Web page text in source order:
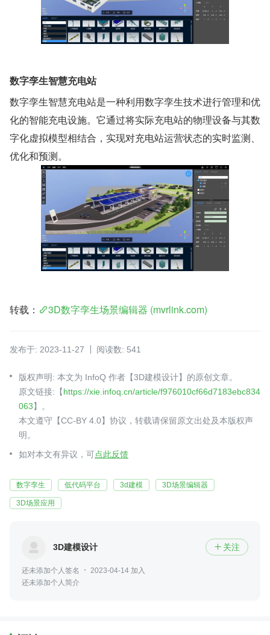
数字孪生智慧充电站
数字孪生智慧充电站是一种利用数字孪生技术进行管理和优
化的智能充电设施。它通过将实际充电站的物理设备与其数
字化虚拟模型相结合，实现对充电站运营状态的实时监测、
优化和预测。
转载： 3D数字孪生场景编辑器 (mvrlink.com)
发布于: 2023-11-27 阅读数: 541
版权声明: 本文为 InfoQ 作者【3D建模设计】的原创文章。
原文链接:【https://xie.infoq.cn/article/f976010cf66d7183ebc834
063】。
本文遵守【CC-BY 4.0】协议，转载请保留原文出处及本版权声
明。
如对本文有异议，可点此反馈
数字孪生 低代码平台 3d建模 3D场景编辑器
3D场景应用
3D建模设计  关注
还未添加个人签名
2023-04-14 加入
还未添加个人简介